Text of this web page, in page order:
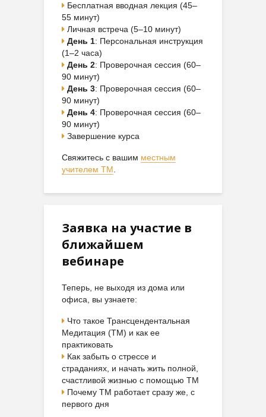
Бесплатная вводная лекция (45–
55 минут)
Личная встреча (5–10 минут)
День 1: Персональная инструкция
(1–2 часа)
День 2: Проверочная сессия (60–
90 минут)
День 3: Проверочная сессия (60–
90 минут)
День 4: Проверочная сессия (60–
90 минут)
Завершение курса
Свяжитесь с вашим местным
учителем ТМ.
Заявка на участие в
ближайшем
вебинаре
Теперь, не выходя из дома или
офиса, вы узнаете:
Что такое Трансцендентальная
Медитация (ТМ) и как ее
практиковать
Как забыть о стрессе и
страданиях, и начать жить полной,
счастливой жизнью с помощью ТМ
Почему ТМ работает сразу же, с
первого дня